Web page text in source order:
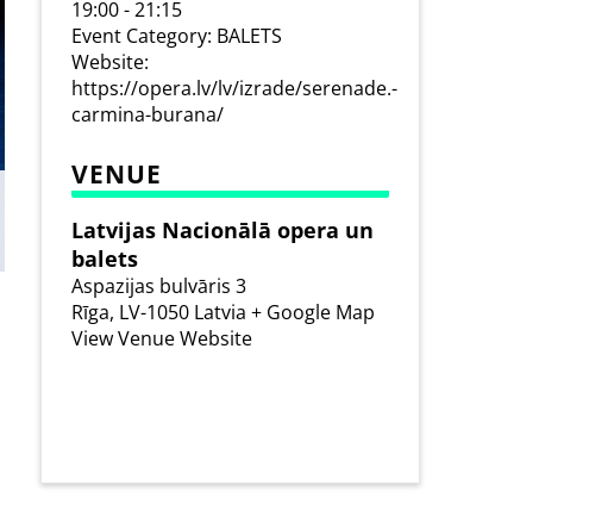
19:00 - 21:15
Event Category: BALETS
Website:
https://opera.lv/lv/izrade/serenade.-
carmina-burana/
VENUE
Latvijas Nacionālā opera un
balets
Aspazijas bulvāris 3
Rīga, LV-1050 Latvia + Google Map
View Venue Website